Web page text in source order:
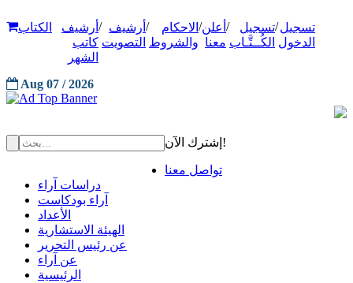
تسجيل
الدخول
/تسجيل
الكُــتَّـاب
/ أعلن
معنا
/ الاحكام
والشروط
/ أرشيف
التصويت
/ أرشيف
كاتب
الشهر
الكتاب
Aug 07 / 2026
إشترك الآن!
تواصل معنا
دراسات آراء
آراء بودكاست
الأعداد
الهيئة الاستشارية
عن رئيس التحرير
عن آراء
الرئيسية